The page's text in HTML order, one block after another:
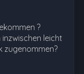
?
leicht
zugenommen?